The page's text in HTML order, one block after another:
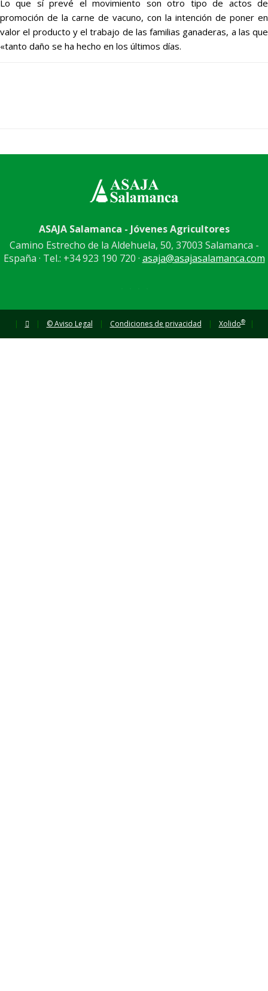
Lo que sí prevé el movimiento son otro tipo de actos de
promoción de la carne de vacuno, con la intención de poner en
valor el producto y el trabajo de las familias ganaderas, a las que
«tanto daño se ha hecho en los últimos días.
ASAJA Salamanca - Jóvenes Agricultores
Camino Estrecho de la Aldehuela, 50, 37003 Salamanca -
España · Tel.: +34 923 190 720 · asaja@asajasalamanca.com
| | © Aviso Legal | Condiciones de privacidad | Xolido® |